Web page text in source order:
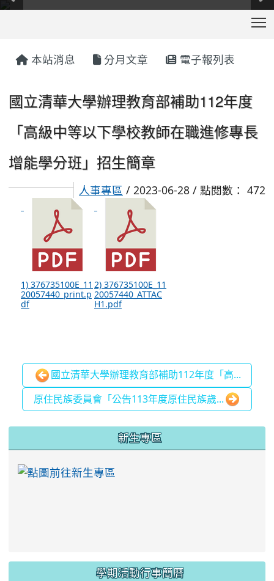
本站消息 分月文章 電子報列表
國立清華大學辦理教育部補助112年度
「高級中等以下學校教師在職進修專長
增能學分班」招生簡章
人事專區 / 2023-06-28 / 點閱數： 472
1) 376735100E_11
20057440_print.p
df
2) 376735100E_11
20057440_ATTAC
H1.pdf
國立清華大學辦理教育部補助112年度「高...
原住民族委員會「公告113年度原住民族歲...
新生專區
學期活動行事簡曆